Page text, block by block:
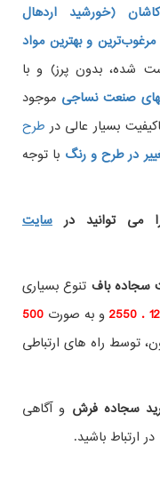
(خورشید اردهال
مرغوب‌ترین و بهترین مواد
شده، بدون پرز) و با
صنعت نساجی موجود
بسیار عالی درطرح
در طرح و رنگ با توجه
می توانید در سایت
سجاده باف تنوع بسیاری
و به صورت 500
توسط راه های ارتباطی
سجاده فرش و آگاهی
در ارتباط باشید.